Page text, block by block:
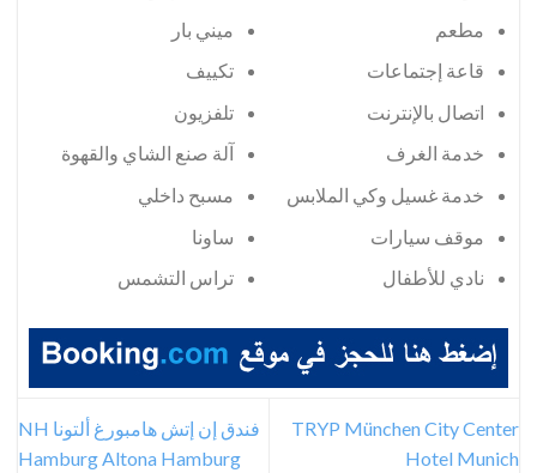
مطعم
قاعة إجتماعات
اتصال بالإنترنت
خدمة الغرف
خدمة غسيل وكي الملابس
موقف سيارات
نادي للأطفال
ميني بار
تكييف
تلفزيون
آلة صنع الشاي والقهوة
مسبح داخلي
ساونا
تراس التشمس
TRYP München City Center
Hotel Munich
فندق إن إتش هامبورغ ألتونا NH
Hamburg Altona Hamburg